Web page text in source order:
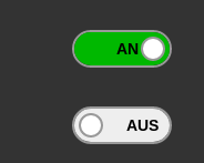
Archivportal